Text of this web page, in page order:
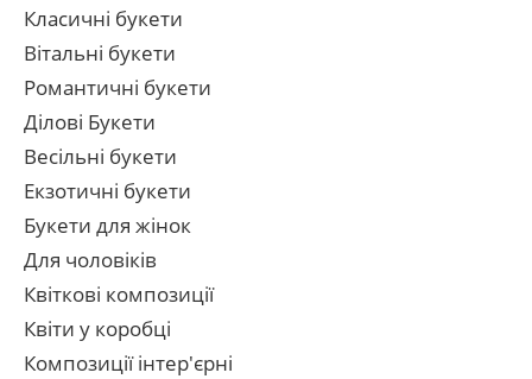
Класичні букети
Вітальні букети
Романтичні букети
Ділові Букети
Весільні букети
Екзотичні букети
Букети для жінок
Для чоловіків
Квіткові композиції
Квіти у коробці
Композиції інтер'єрні